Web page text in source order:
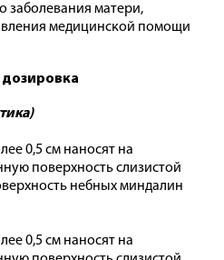
заболевания матери,
медицинской помощи
0,5 см наносят на
поверхность слизистой
небных миндалин
0,5 см наносят на